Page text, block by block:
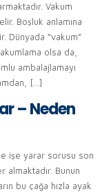
Vakum
Boşluk anlamına
Dünyada “vakum”
olsa da,
ambalajlamayı
[…]
– Neden
işe yarar sorusu son
almaktadır. Bunun
bu çağa hızla ayak